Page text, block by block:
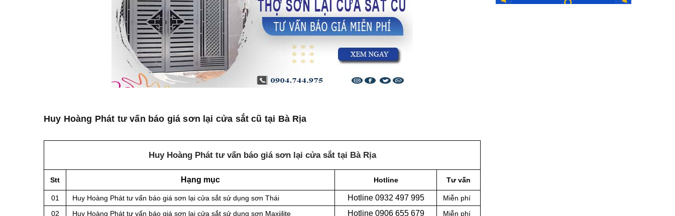
Huy Hoàng Phát tư vấn báo giá sơn lại cửa sắt cũ tại Bà Rịa
Huy Hoàng Phát tư vấn báo giá sơn lại cửa sắt tại Bà Rịa
Stt Hạng mục Hotline Tư vấn
01 Huy Hoàng Phát tư vấn báo giá sơn lại cửa sắt sử dụng sơn Thái Hotline 0932 497 995
Miễn phí
02
Huy Hoàng Phát tư vấn báo giá sơn lại cửa sắt sử dụng sơn Maxiilite Hotline 0906 655 679
Miễn phí